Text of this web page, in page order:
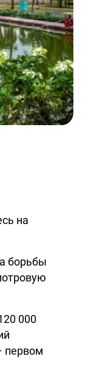
на
борьбы
000
первом